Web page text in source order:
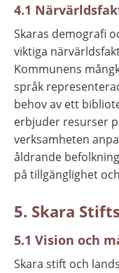
4.1
Skaras demografi
viktiga
Kommunens
språk
behov av ett
erbjuder resurser
verksamheten
åldrande
på tillgänglighet
5. Skara
5.1 Vision och
Skara stift och